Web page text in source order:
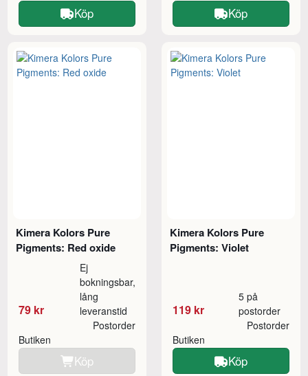
Köp Köp
Kimera Kolors Pure
Pigments: Red oxide
79 kr
Ej
bokningsbar,
lång
leveranstid
Butiken
Postorder
Köp
Kimera Kolors Pure
Pigments: Violet
119 kr
5 på
postorder
Butiken
Postorder
Köp